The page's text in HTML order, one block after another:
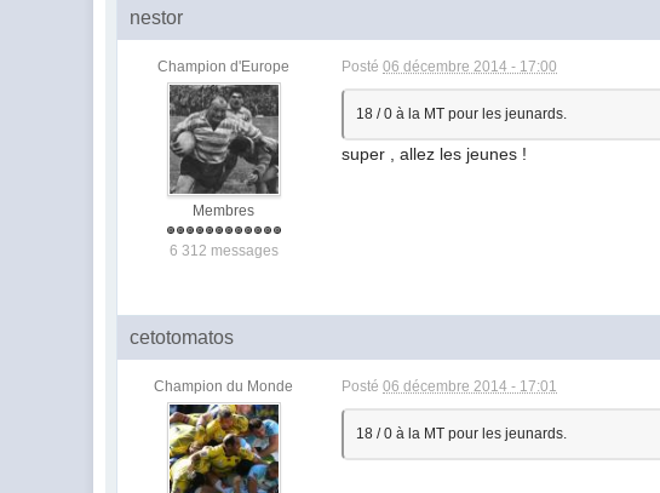
nestor
Champion d'Europe
Membres
6 312 messages
Posté06 décembre 2014 - 17:00
18 / 0 à la MT pour les jeunards.
super , allez les jeunes !
cetotomatos
Champion du Monde Posté06 décembre 2014 - 17:01
18 / 0 à la MT pour les jeunards.